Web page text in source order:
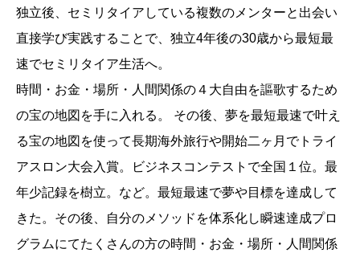
独立後、セミリタイアしている複数のメンターと出会い
直接学び実践することで、独立4年後の30歳から最短最
速でセミリタイア生活へ。
時間・お金・場所・人間関係の４大自由を謳歌するため
の宝の地図を手に入れる。 その後、夢を最短最速で叶え
る宝の地図を使って長期海外旅行や開始二ヶ月でトライ
アスロン大会入賞。ビジネスコンテストで全国１位。最
年少記録を樹立。など。最短最速で夢や目標を達成して
きた。その後、自分のメソッドを体系化し瞬速達成プロ
グラムにてたくさんの方の時間・お金・場所・人間関係